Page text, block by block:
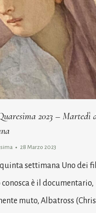
2023 – Martedì
28 Marzo 2023
settimana Uno dei
è il documentario,
muto, Albatross (Chris